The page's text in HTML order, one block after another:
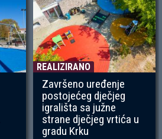
REALIZIRANO
Završeno uređenje
postojećeg dječjeg
igrališta sa južne
strane dječjeg vrtića u
gradu Krku